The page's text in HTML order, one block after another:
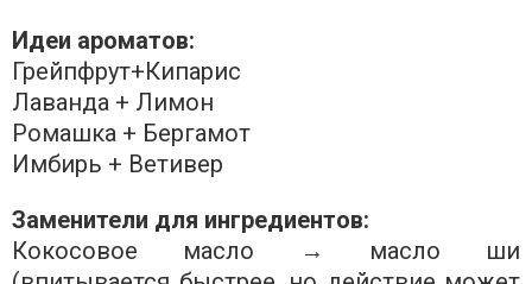
Идеи ароматов:
Грейпфрут+Кипарис
Лаванда + Лимон
Ромашка + Бергамот
Имбирь + Ветивер
Заменители для ингредиентов:
Кокосовое масло → масло ши